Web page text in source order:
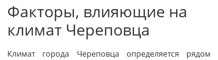
Факторы, влияющие на
климат Череповца
Климат города Череповца определяется рядом